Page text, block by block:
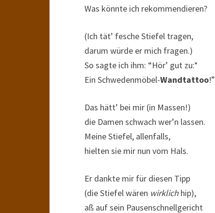
Was könnte ich rekommendieren?
(Ich tät’ fesche Stiefel tragen,
darum würde er mich fragen.)
So sagte ich ihm: “Hör’ gut zu:*
Ein Schwedenmöbel-Wandtattoo!”
Das hätt’ bei mir (in Massen!)
die Damen schwach wer’n lassen.
Meine Stiefel, allenfalls,
hielten sie mir nun vom Hals.
Er dankte mir für diesen Tipp
(die Stiefel wären wirklich hip),
aß auf sein Pausenschnellgericht